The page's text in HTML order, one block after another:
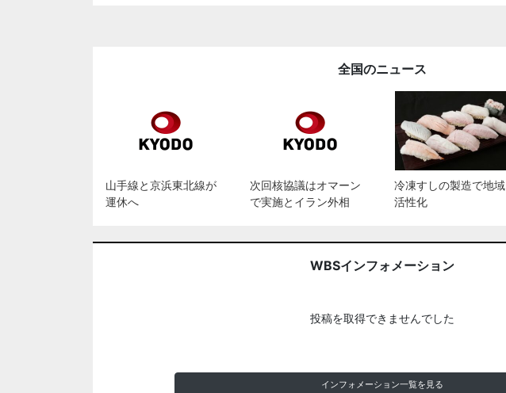
全国のニュース
山手線と京浜東北線が
運休へ
次回核協議はオマーン
で実施とイラン外相
冷凍すしの製造で地域
活性化
WBSインフォメーション
投稿を取得できませんでした
インフォメーション一覧を見る